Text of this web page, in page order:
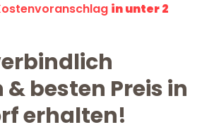
in unter 2
besten Preis in
erhalten!